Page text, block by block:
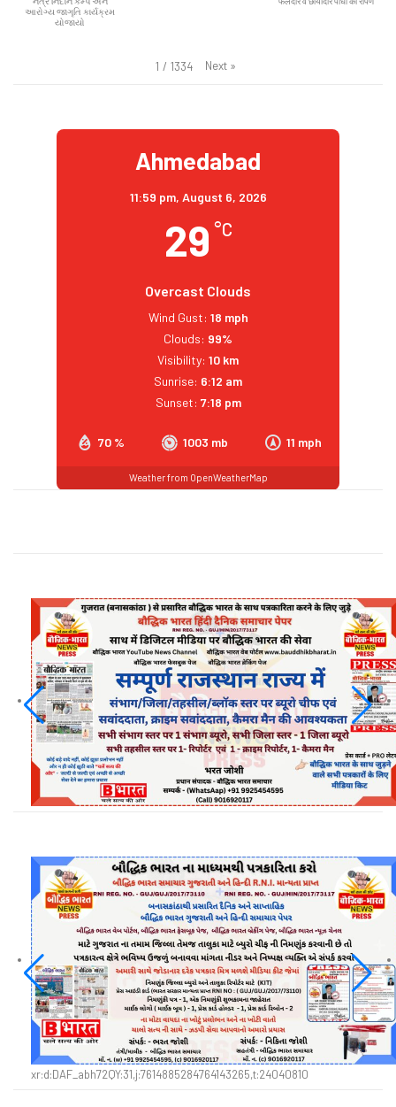
આરોગ્ય જાગૃતિ કાર્યક્રમ
યોજાયો
1 / 1334 Next »
Ahmedabad
11:59 pm, August 6, 2026
29 °C
Overcast Clouds
70 % 1003 mb 11 mph
Wind Gust: 18 mph
Clouds: 99%
Visibility: 10 km
Sunrise: 6:12 am
Sunset: 7:18 pm
Weather from OpenWeatherMap
xr:d:DAF_abh72QY:31,j:7614885284764143265,t:24040810